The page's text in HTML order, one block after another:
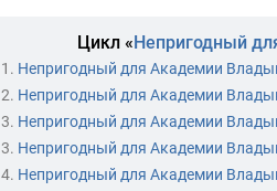
Цикл «Непригодный
1. Непригодный для Академии
2. Непригодный для Академии
3. Непригодный для Академии
3. Непригодный для Академии
4. Непригодный для Академии